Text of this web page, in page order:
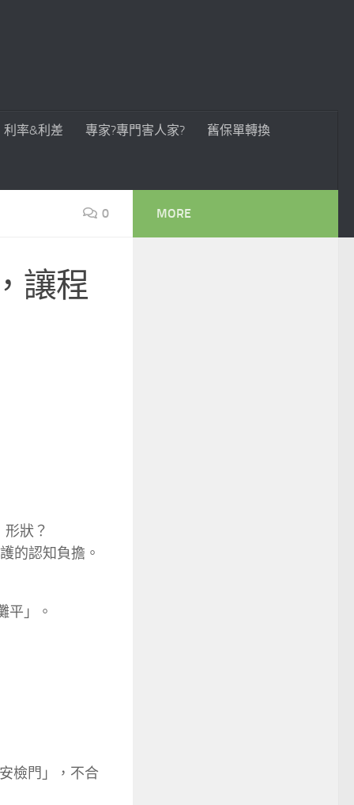
利率&利差 專家?專門害人家? 舊保單轉換
0
讓程
狀？
的認知負擔。
平」。
檢門」，不合
MORE